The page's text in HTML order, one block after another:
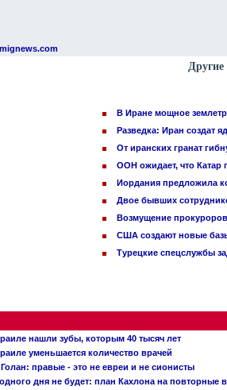
mignews.com
В Иране мощное
Разведка: Иран создат
От иранских гранат
ООН ожидает, что Катар
Иордания предложила
Двое бывших
Возмущение
США создают новые
Турецкие спецслужбы
нашли зубы, которым 40 тысяч лет
уменьшается количество врачей
правые - это не евреи и не сионисты
дня не будет: план Кахлона на повторные